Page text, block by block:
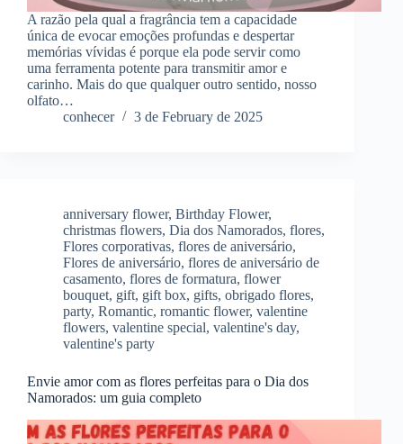
A razão pela qual a fragrância tem a capacidade
única de evocar emoções profundas e despertar
memórias vívidas é porque ela pode servir como
uma ferramenta potente para transmitir amor e
carinho. Mais do que qualquer outro sentido, nosso
olfato…
conhecer
3 de February de 2025
anniversary flower, Birthday Flower,
christmas flowers, Dia dos Namorados, flores,
Flores corporativas, flores de aniversário,
Flores de aniversário, flores de aniversário de
casamento, flores de formatura, flower
bouquet, gift, gift box, gifts, obrigado flores,
party, Romantic, romantic flower, valentine
flowers, valentine special, valentine's day,
valentine's party
Envie amor com as flores perfeitas para o Dia dos
Namorados: um guia completo